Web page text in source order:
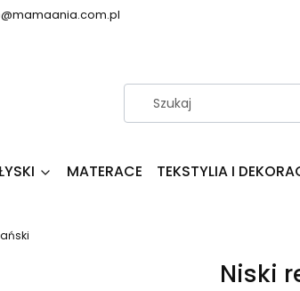
MATERACE TEKSTYLIA I
Niski